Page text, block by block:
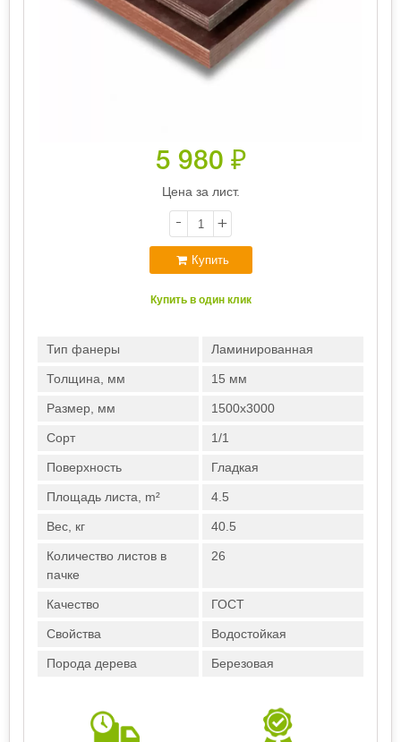
5 980 ₽
Цена за лист.
- +
Купить
Купить в один клик
Тип фанеры Ламинированная
Толщина, мм 15 мм
Размер, мм 1500х3000
Сорт 1/1
Поверхность Гладкая
Площадь листа, m² 4.5
Вес, кг 40.5
Количество листов в
пачке
26
Качество ГОСТ
Свойства Водостойкая
Порода дерева Березовая